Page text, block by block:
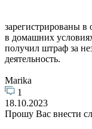
2. Всё
зарегистрированы в
в домашних
получил штраф за
деятельность.
Marika
1
18.10.2023
Прошу Вас внести